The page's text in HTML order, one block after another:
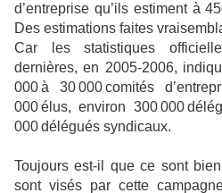
d’entreprise qu’ils estiment à
Des estimations faites
Car les statistiques
dernières, en 2005-2006,
000 à 30 000 comités
000 élus, environ 300 000
000 délégués syndicaux.
Toujours est-il que ce sont
sont visés par cette